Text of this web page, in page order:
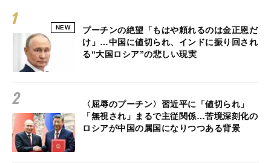
NEW
プーチンの絶望「もはや頼れるのは金正恩だ
け」…中国に値切られ、インドに振り回され
る“大国ロシア”の悲しい現実
〈屈辱のプーチン〉習近平に「値切られ」
「無視され」まるで主従関係…苦境深刻化の
ロシアが中国の属国になりつつある背景